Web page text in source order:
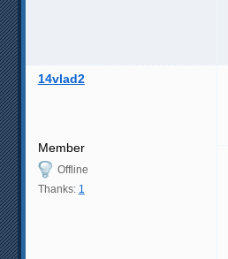
14vlad2
Member
Offline
Thanks: 1